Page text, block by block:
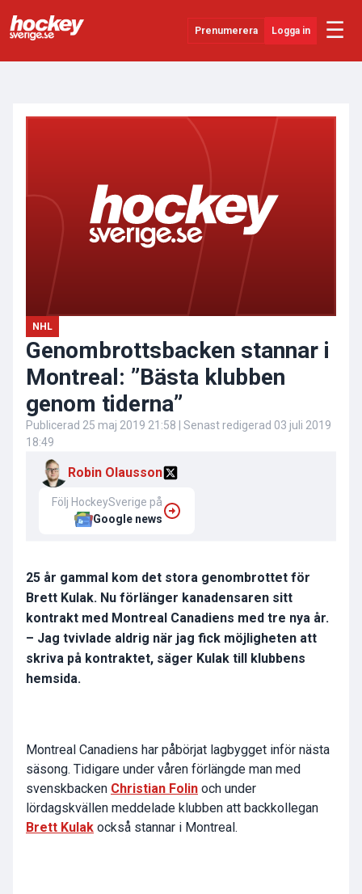
Prenumerera Logga in ☰
NHL
Genombrottsbacken stannar i
Montreal: ”Bästa klubben
genom tiderna”
Publicerad 25 maj 2019 21:58 | Senast redigerad 03 juli 2019
18:49
Robin Olausson
Följ HockeySverige på
Google news
25 år gammal kom det stora genombrottet för
Brett Kulak. Nu förlänger kanadensaren sitt
kontrakt med Montreal Canadiens med tre nya år.
– Jag tvivlade aldrig när jag fick möjligheten att
skriva på kontraktet, säger Kulak till klubbens
hemsida.
Montreal Canadiens har påbörjat lagbygget inför nästa
säsong. Tidigare under våren förlängde man med
svenskbacken Christian Folin och under
lördagskvällen meddelade klubben att backkollegan
Brett Kulak också stannar i Montreal.